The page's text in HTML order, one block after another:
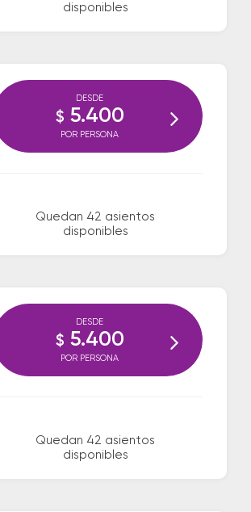
disponibles
Quedan 42 asientos
disponibles
DESDE
$ 5.400
POR PERSONA
Quedan 42 asientos
disponibles
DESDE
$ 5.400
POR PERSONA